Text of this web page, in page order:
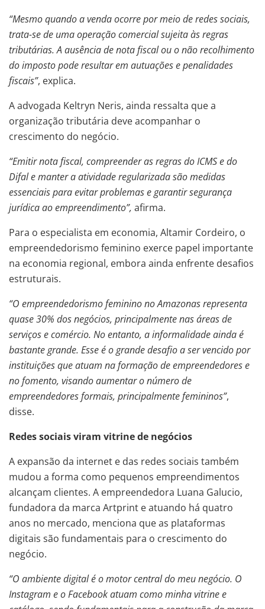
“Mesmo quando a venda ocorre por meio de redes sociais,
trata-se de uma operação comercial sujeita às regras
tributárias. A ausência de nota fiscal ou o não recolhimento
do imposto pode resultar em autuações e penalidades
fiscais”, explica.
A advogada Keltryn Neris, ainda ressalta que a
organização tributária deve acompanhar o
crescimento do negócio.
“Emitir nota fiscal, compreender as regras do ICMS e do
Difal e manter a atividade regularizada são medidas
essenciais para evitar problemas e garantir segurança
jurídica ao empreendimento”, afirma.
Para o especialista em economia, Altamir Cordeiro, o
empreendedorismo feminino exerce papel importante
na economia regional, embora ainda enfrente desafios
estruturais.
“O empreendedorismo feminino no Amazonas representa
quase 30% dos negócios, principalmente nas áreas de
serviços e comércio. No entanto, a informalidade ainda é
bastante grande. Esse é o grande desafio a ser vencido por
instituições que atuam na formação de empreendedores e
no fomento, visando aumentar o número de
empreendedores formais, principalmente femininos”,
disse.
Redes sociais viram vitrine de negócios
A expansão da internet e das redes sociais também
mudou a forma como pequenos empreendimentos
alcançam clientes. A empreendedora Luana Galucio,
fundadora da marca Artprint e atuando há quatro
anos no mercado, menciona que as plataformas
digitais são fundamentais para o crescimento do
negócio.
“O ambiente digital é o motor central do meu negócio. O
Instagram e o Facebook atuam como minha vitrine e